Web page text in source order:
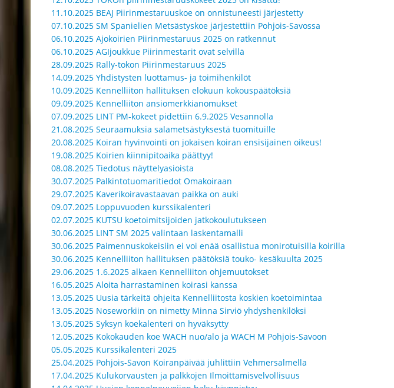
11.10.2025 BEAJ Piirinmestaruuskoe on onnistuneesti järjestetty
07.10.2025 SM Spanielien Metsästyskoe järjestettiin Pohjois-Savossa
06.10.2025 Ajokoirien Piirinmestaruus 2025 on ratkennut
06.10.2025 AGIjoukkue Piirinmestarit ovat selvillä
28.09.2025 Rally-tokon Piirinmestaruus 2025
14.09.2025 Yhdistysten luottamus- ja toimihenkilöt
10.09.2025 Kennelliiton hallituksen elokuun kokouspäätöksiä
09.09.2025 Kennelliiton ansiomerkkianomukset
07.09.2025 LINT PM-kokeet pidettiin 6.9.2025 Vesannolla
21.08.2025 Seuraamuksia salametsästyksestä tuomituille
20.08.2025 Koiran hyvinvointi on jokaisen koiran ensisijainen oikeus!
19.08.2025 Koirien kiinnipitoaika päättyy!
08.08.2025 Tiedotus näyttelyasioista
30.07.2025 Palkintotuomaritiedot Omakoiraan
29.07.2025 Kaverikoiravastaavan paikka on auki
09.07.2025 Loppuvuoden kurssikalenteri
02.07.2025 KUTSU koetoimitsijoiden jatkokoulutukseen
30.06.2025 LINT SM 2025 valintaan laskentamalli
30.06.2025 Paimennuskokeisiin ei voi enää osallistua monirotuisilla koirilla
30.06.2025 Kennelliiton hallituksen päätöksiä touko- kesäkuulta 2025
29.06.2025 1.6.2025 alkaen Kennelliiton ohjemuutokset
16.05.2025 Aloita harrastaminen koirasi kanssa
13.05.2025 Uusia tärkeitä ohjeita Kennelliitosta koskien koetoimintaa
13.05.2025 Noseworkiin on nimetty Minna Sirviö yhdyshenkilöksi
13.05.2025 Syksyn koekalenteri on hyväksytty
12.05.2025 Kokokauden koe WACH nuo/alo ja WACH M Pohjois-Savoon
05.05.2025 Kurssikalenteri 2025
25.04.2025 Pohjois-Savon Koiranpäivää juhlittiin Vehmersalmella
17.04.2025 Kulukorvausten ja palkkojen Ilmoittamisvelvollisuus